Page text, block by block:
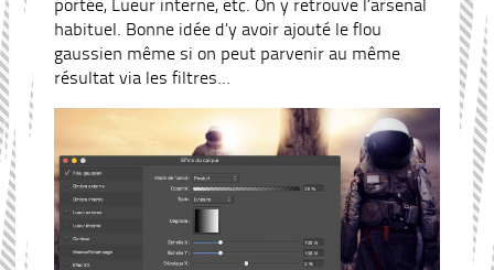
portée, Lueur interne, etc. On y retrouve l’arsenal
habituel. Bonne idée d’y avoir ajouté le flou
gaussien même si on peut parvenir au même
résultat via les filtres…